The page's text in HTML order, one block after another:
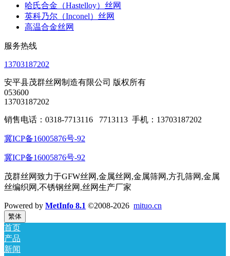
哈氏合金（Hastelloy）丝网
英科乃尔（Inconel）丝网
高温合金丝网
服务热线
13703187202
安平县茂群丝网制造有限公司 版权所有
053600
13703187202
销售电话：0318-7713116 7713113 手机：13703187202
冀ICP备16005876号-92
冀ICP备16005876号-92
茂群丝网致力于GFW丝网,金属丝网,金属筛网,方孔筛网,金属
丝编织网,不锈钢丝网,丝网生产厂家
Powered by MetInfo 8.1 ©2008-2026 mituo.cn
繁体
首页
产品
新闻